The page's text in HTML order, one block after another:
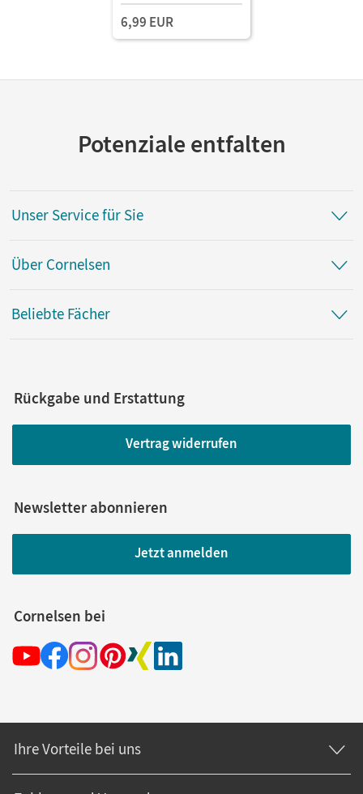
6,99 EUR
Potenziale entfalten
Unser Service für Sie
Über Cornelsen
Beliebte Fächer
Rückgabe und Erstattung
Vertrag widerrufen
Newsletter abonnieren
Jetzt anmelden
Cornelsen bei
Ihre Vorteile bei uns